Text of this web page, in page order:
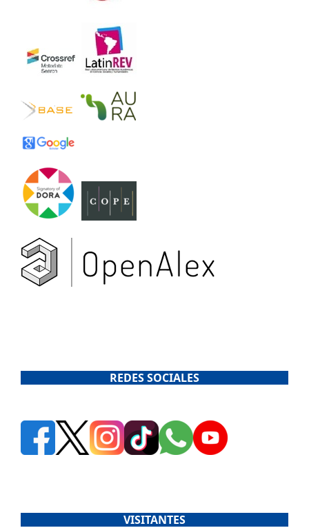
REDES SOCIALES
VISITANTES